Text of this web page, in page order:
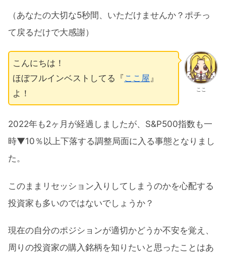
（あなたの大切な5秒間、いただけませんか？ポチっ
て戻るだけで大感謝）
ここ
こんにちは！
ほぼフルインベストしてる『 ここ屋 』
よ！
2022年も2ヶ月が経過しましたが、S&P500指数も一
時▼10％以上下落する調整局面に入る事態となりまし
た。
このままリセッション入りしてしまうのかを心配する
投資家も多いのではないでしょうか？
現在の自分のポジションが適切かどうか不安を覚え、
周りの投資家の購入銘柄を知りたいと思ったことはあ